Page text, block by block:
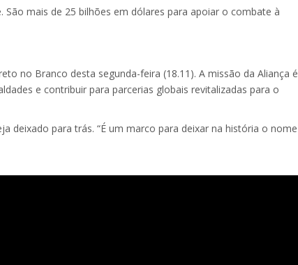
mais de 25 bilhões em dólares para apoiar o combate à
no Branco desta segunda-feira (18.11). A missão da Aliança é
e contribuir para parcerias globais revitalizadas para o
deixado para trás. “É um marco para deixar na história o nome